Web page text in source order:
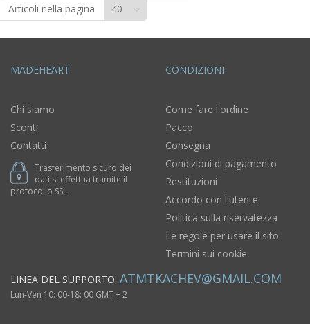
Articoli nella pagina
MADEHEART
Chi siamo
Sconti
Contatti
Trasferimento sicuro dei
dati si effettua tramite il
protocollo SSL
CONDIZIONI
Come fare l'ordine
Pacco
Consegna
Condizioni di pagamento
Restituzioni
Accordo con l'utente
Politica sulla riservatezza
Le regole per usare il sito
Termini sui cookie
LINEA DEL SUPPORTO: ATMTKACHEV@GMAIL.COM
Lun-Ven 10: 00-18: 00 GMT + 2